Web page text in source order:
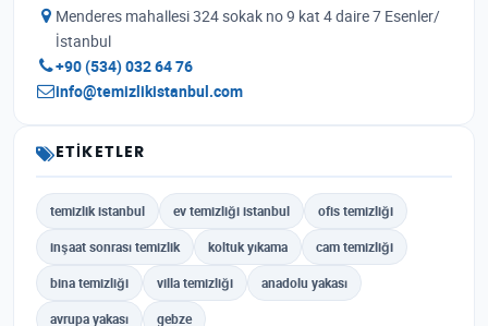
Menderes mahallesi 324 sokak no 9 kat 4 daire 7 Esenler/
İstanbul
+90 (534) 032 64 76
info@temizlikistanbul.com
ETIKETLER
temizlik istanbul ev temizliği istanbul ofis temizliği
inşaat sonrası temizlik koltuk yıkama cam temizliği
bina temizliği villa temizliği anadolu yakası
avrupa yakası gebze